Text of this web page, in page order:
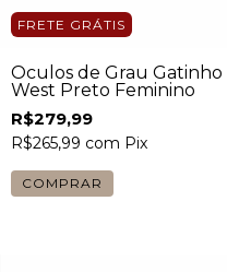
FRETE GRÁTIS
Óculos de Grau Gatinho
West Preto Feminino
R$279,99
R$265,99 com Pix